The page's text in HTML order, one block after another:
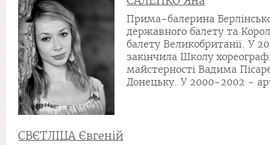
Прима-балерина
державного балету та
балету Великобританії. У
закінчила Школу
майстерності Вадима
Донецьку. У 2000-2002 -
СВЄТЛІЦА Євгеній